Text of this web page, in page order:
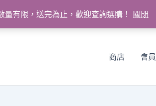
有限，送完為止，歡迎查詢選購！ 關閉
商店 會員